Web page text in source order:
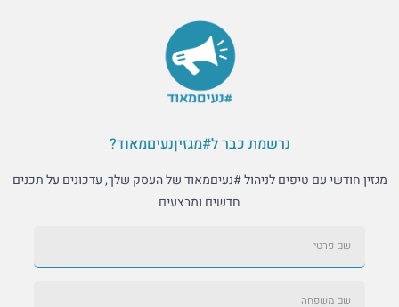
נרשמת כבר ל#מגזיןנעיםמאוד?
מגזין חודשי עם טיפים לניהול #נעיםמאוד של העסק שלך, עדכונים על תכנים
חדשים ומבצעים